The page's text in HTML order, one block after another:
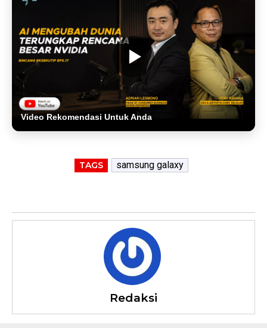
Video Rekomendasi Untuk Anda
TAGS samsung galaxy
Redaksi